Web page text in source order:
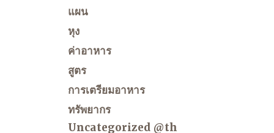
แผน
หุง
ค่าอาหาร
สูตร
การเตรียมอาหาร
ทรัพยากร
Uncategorized @th